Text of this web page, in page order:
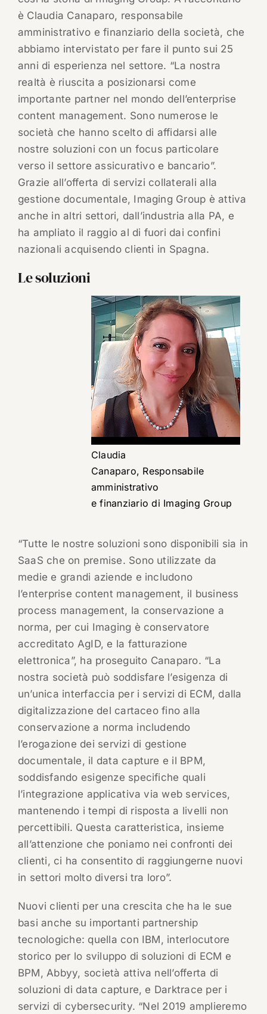
è Claudia Canaparo, responsabile
amministrativo e finanziario della società, che
abbiamo intervistato per fare il punto sui 25
anni di esperienza nel settore. “La nostra
realtà è riuscita a posizionarsi come
importante partner nel mondo dell’enterprise
content management. Sono numerose le
società che hanno scelto di affidarsi alle
nostre soluzioni con un focus particolare
verso il settore assicurativo e bancario”.
Grazie all’offerta di servizi collaterali alla
gestione documentale, Imaging Group è attiva
anche in altri settori, dall’industria alla PA, e
ha ampliato il raggio al di fuori dai confini
nazionali acquisendo clienti in Spagna.
Le soluzioni
Claudia
Canaparo, Responsabile
amministrativo
e finanziario di Imaging Group
“Tutte le nostre soluzioni sono disponibili sia in
SaaS che on premise. Sono utilizzate da
medie e grandi aziende e includono
l’enterprise content management, il business
process management, la conservazione a
norma, per cui Imaging è conservatore
accreditato AgID, e la fatturazione
elettronica”, ha proseguito Canaparo. “La
nostra società può soddisfare l’esigenza di
un’unica interfaccia per i servizi di ECM, dalla
digitalizzazione del cartaceo fino alla
conservazione a norma includendo
l’erogazione dei servizi di gestione
documentale, il data capture e il BPM,
soddisfando esigenze specifiche quali
l’integrazione applicativa via web services,
mantenendo i tempi di risposta a livelli non
percettibili. Questa caratteristica, insieme
all’attenzione che poniamo nei confronti dei
clienti, ci ha consentito di raggiungerne nuovi
in settori molto diversi tra loro”.
Nuovi clienti per una crescita che ha le sue
basi anche su importanti partnership
tecnologiche: quella con IBM, interlocutore
storico per lo sviluppo di soluzioni di ECM e
BPM, Abbyy, società attiva nell’offerta di
soluzioni di data capture, e Darktrace per i
servizi di cybersecurity. “Nel 2019 amplieremo